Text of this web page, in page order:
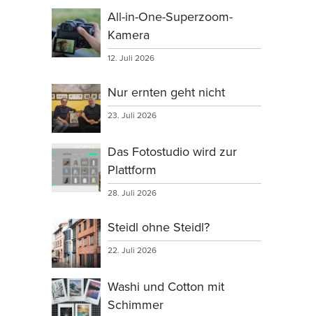
All-in-One-Superzoom-
Kamera
12. Juli 2026
Nur ernten geht nicht
23. Juli 2026
Das Fotostudio wird zur
Plattform
28. Juli 2026
Steidl ohne Steidl?
22. Juli 2026
Washi und Cotton mit
Schimmer